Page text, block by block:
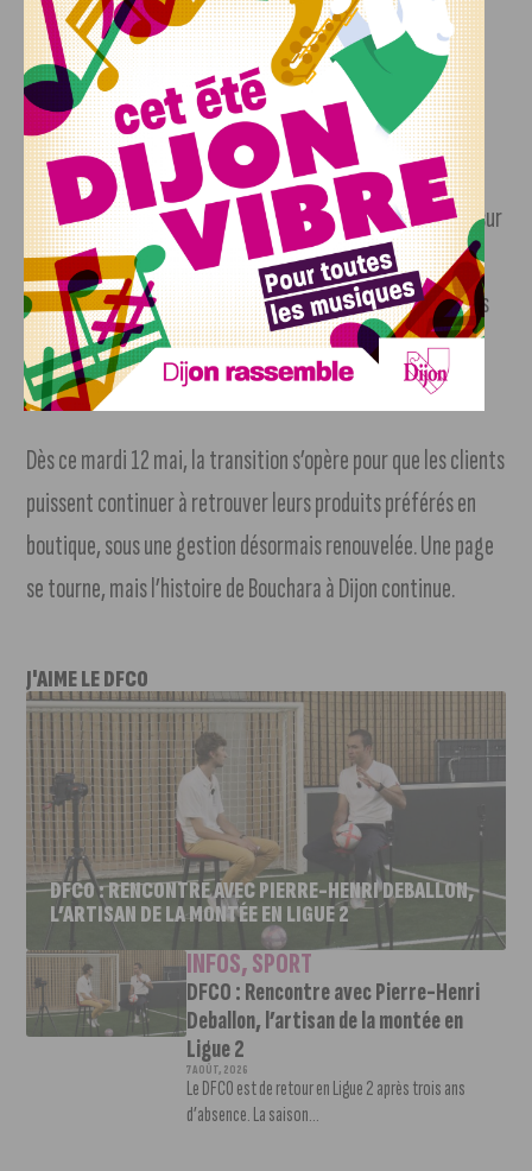
collaborateurs non repris bénéficieront de dispositifs
d’accompagnement pour leur reclassement.
Un nouveau souffle avec Françoise Saget
Pour assurer la pérennité de la marque, le repreneur mise sur
une alliance entre Bouchara et Françoise Saget. L’objectif
est de créer des synergies entre ces deux noms historiques
du patrimoine textile français pour faire face à un marché
de la consommation textile devenu extrêmement tendu.
Dès ce mardi 12 mai, la transition s’opère pour que les clients
puissent continuer à retrouver leurs produits préférés en
boutique, sous une gestion désormais renouvelée. Une page
se tourne, mais l’histoire de Bouchara à Dijon continue.
J'AIME LE DFCO
DFCO : RENCONTRE AVEC PIERRE-HENRI DEBALLON,
L’ARTISAN DE LA MONTÉE EN LIGUE 2
INFOS,SPORT
DFCO : Rencontre avec Pierre-Henri
Deballon, l’artisan de la montée en
Ligue 2
7 AOÛT, 2026
Le DFCO est de retour en Ligue 2 après trois ans
d’absence. La saison...